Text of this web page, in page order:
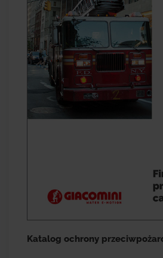
Katalog ochrony